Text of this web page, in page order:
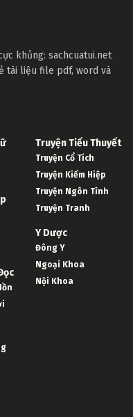
khủng: sachcuatui.net
tài liệu file pdf, word và
Truyện Tiểu Thuyết
Truyện Cổ Tích
Truyện Kiếm Hiệp
Truyện Ngôn Tình
Truyện Tranh
Y Dược
Đông Y
Ngoại Khoa
Nội Khoa